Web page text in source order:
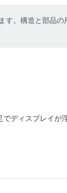
す。構造と部品
ディスプレイが